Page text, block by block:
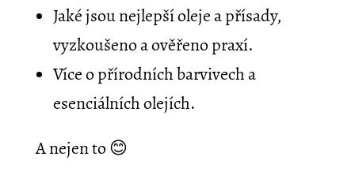
Jaké jsou nejlepší oleje a přísady,
vyzkoušeno a ověřeno praxí.
Více o přírodních barvivech a
esenciálních olejích.
A nejen to 😊